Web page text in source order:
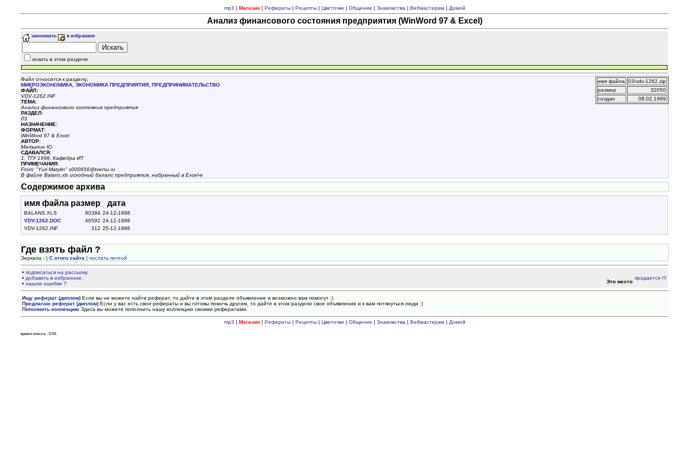
mp3 | Магазин| Рефераты| Рецепты| Цветочки | Общение | Знакомства | Вебмастерам| Домой
Анализ финансового состояния предприятия (WinWord 97 & Excel)
запомнить в избранное
искать в этом разделе
имя файла
03/vdv-1262.zip
размер
32050
создан
08.02.1999
Файл относится к разделу:
МИКРОЭКОНОМИКА, ЭКОНОМИКА ПРЕДПРИЯТИЯ, ПРЕДПРИНИМАТЕЛЬСТВО
ФАЙЛ:
VDV-1262.INF
ТЕМА:
Анализ финансового состояния предприятия
РАЗДЕЛ:
03
НАЗHАЧЕНИЕ:
ФОРМАТ:
WinWord 97 & Excel
АВТОР:
Матылин Ю.
СДАВАЛСЯ:
1. ТГУ 1998, Кафедра ИТ
ПРИМЕЧАНИЯ:
From: "Yuri Matylin" s000656@tversu.ru
В файле Balans.xls исходный балалс предприятия, набранный в Excel-e
Содержимое архива
имя файла размер дата
BALANS.XLS 80384 24-12-1998
VDV-1262.DOC
46592 24-12-1998
VDV-1262.INF
312 25-12-1998
Где взять файл ?
Зеркала - |С этого сайта |послать почтой
•подписаться на рассылку.
• добавить в избранное.
•нашли ошибки ? Это место
Ищу реферат (диплом) Если вы не можете найти реферат, то дайте в этом разделе объявление и возможно вам помогут :)
Предлагаю реферат (диплом) Если у вас есть свои рефераты и вы готовы помочь другим, то дайте в этом разделе свое объявление и к вам потянуться люди :)
Пополнить коллекцию Здесь вы можете пополнить нашу коллекцию своими рефератами.
mp3 | Магазин| Рефераты| Рецепты| Цветочки | Общение | Знакомства | Вебмастерам| Домой
время поиска - 0.04.